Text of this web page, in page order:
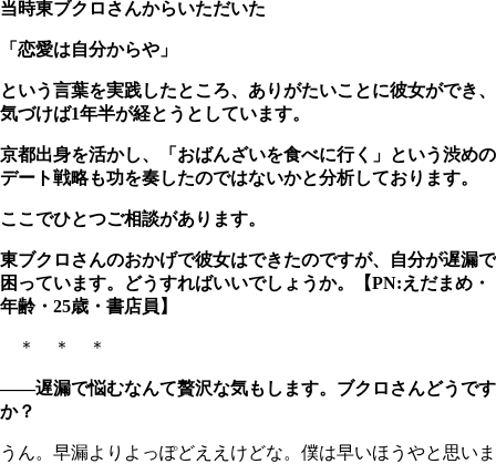
当時東ブクロさんからいただいた
「恋愛は自分からや」
という言葉を実践したところ、ありがたいことに彼女ができ、
気づけば1年半が経とうとしています。
京都出身を活かし、「おばんざいを食べに行く」という渋めの
デート戦略も功を奏したのではないかと分析しております。
ここでひとつご相談があります。
東ブクロさんのおかげで彼女はできたのですが、自分が遅漏で
困っています。どうすればいいでしょうか。【PN:えだまめ・
年齢・25歳・書店員】
＊ ＊ ＊
――遅漏で悩むなんて贅沢な気もします。ブクロさんどうです
か？
うん。早漏よりよっぽどええけどな。僕は早いほうやと思いま